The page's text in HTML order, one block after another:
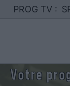
PROG TV :
Votre